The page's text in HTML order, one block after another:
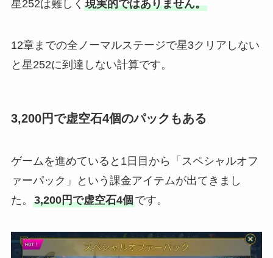
星252は難しく 現実的ではありません。
12章までの全ノーマルステージで星3クリアしない
と星252に到達しない計算です。
3,200円で虚空石4個のパックもある
ゲームを進めていると1日目から「スペシャルオフ
ァーパック」という課金アイテムが出てきまし
た。 3,200円で虚空石4個です。